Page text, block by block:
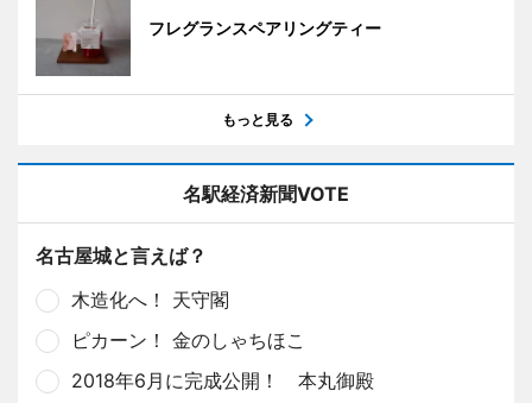
フレグランスペアリングティー
もっと見る
名駅経済新聞VOTE
名古屋城と言えば？
木造化へ！ 天守閣
ピカーン！ 金のしゃちほこ
2018年6月に完成公開！ 本丸御殿